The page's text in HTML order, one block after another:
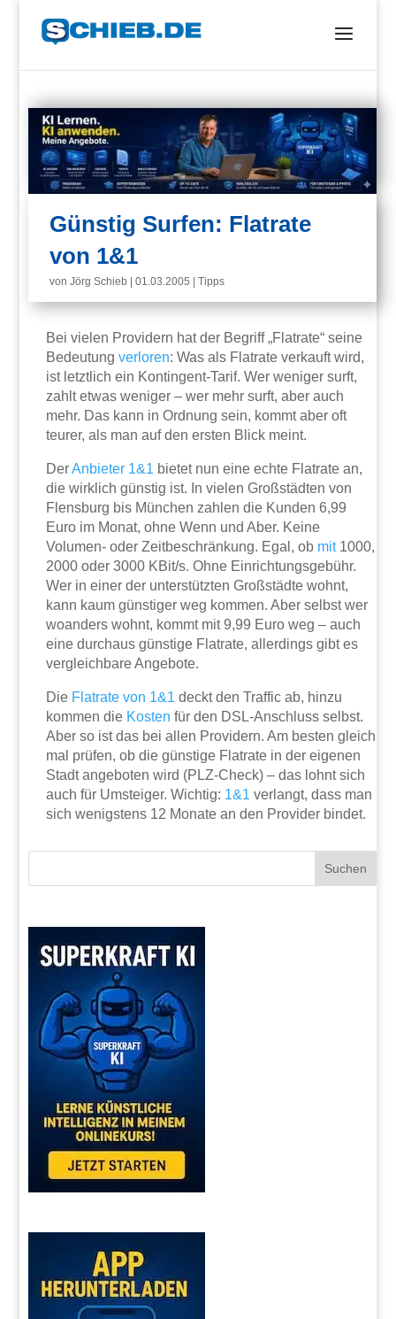
Günstig Surfen: Flatrate
von 1&1
vonJörg Schieb |01.03.2005 |Tipps
Bei vielen Providern hat der Begriff „Flatrate“ seine
Bedeutungverloren: Was als Flatrate verkauft wird,
ist letztlich ein Kontingent-Tarif. Wer weniger surft,
zahlt etwas weniger – wer mehr surft, aber auch
mehr. Das kann in Ordnung sein, kommt aber oft
teurer, als man auf den ersten Blick meint.
DerAnbieter 1&1 bietet nun eine echte Flatrate an,
die wirklich günstig ist. In vielen Großstädten von
Flensburg bis München zahlen die Kunden 6,99
Euro im Monat, ohne Wenn und Aber. Keine
Volumen- oder Zeitbeschränkung. Egal, ob mit1000,
2000 oder 3000 KBit/s. Ohne Einrichtungsgebühr.
Wer in einer der unterstützten Großstädte wohnt,
kann kaum günstiger weg kommen. Aber selbst wer
woanders wohnt, kommt mit 9,99 Euro weg – auch
eine durchaus günstige Flatrate, allerdings gibt es
vergleichbare Angebote.
Die Flatrate von 1&1 deckt den Traffic ab, hinzu
kommen die Kosten für den DSL-Anschluss selbst.
Aber so ist das bei allen Providern. Am besten gleich
mal prüfen, ob die günstige Flatrate in der eigenen
Stadt angeboten wird (PLZ-Check) – das lohnt sich
auch für Umsteiger. Wichtig: 1&1 verlangt, dass man
sich wenigstens 12 Monate an den Provider bindet.